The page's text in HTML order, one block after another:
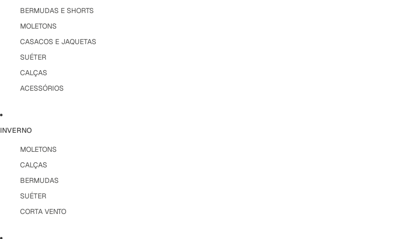
BERMUDAS E SHORTS
MOLETONS
CASACOS E JAQUETAS
SUÉTER
CALÇAS
ACESSÓRIOS
INVERNO
MOLETONS
CALÇAS
BERMUDAS
SUÉTER
CORTA VENTO